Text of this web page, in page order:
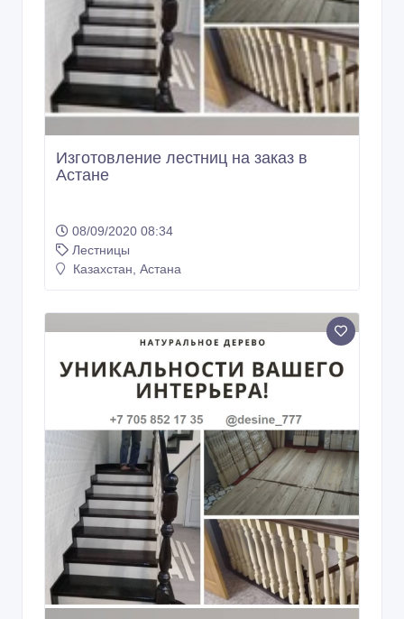
Изготовление лестниц на заказ в
Астане
08/09/2020 08:34
Лестницы
Казахстан, Астана